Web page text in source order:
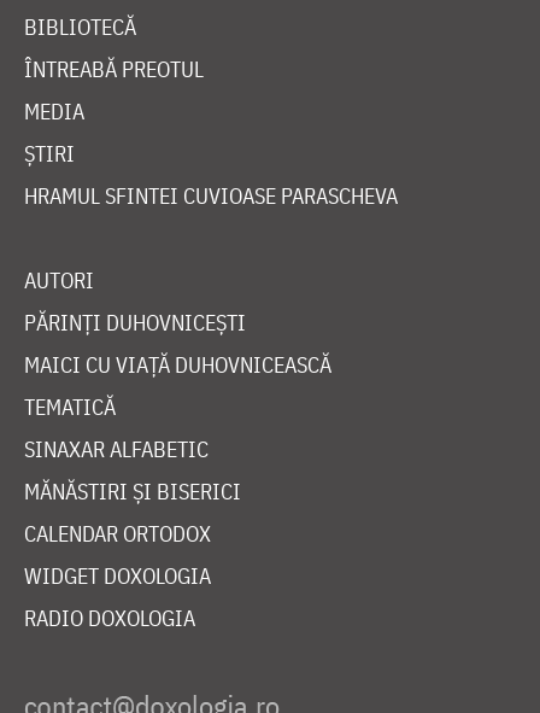
BIBLIOTECĂ
ÎNTREABĂ PREOTUL
MEDIA
ȘTIRI
HRAMUL SFINTEI CUVIOASE PARASCHEVA
AUTORI
PĂRINȚI DUHOVNICEȘTI
MAICI CU VIAȚĂ DUHOVNICEASCĂ
TEMATICĂ
SINAXAR ALFABETIC
MĂNĂSTIRI ȘI BISERICI
CALENDAR ORTODOX
WIDGET DOXOLOGIA
RADIO DOXOLOGIA